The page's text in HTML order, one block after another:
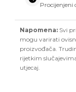
Procijenjeni
Napomena: Svi
mogu varirati
proizvođača.
rijetkim
utjecaj.